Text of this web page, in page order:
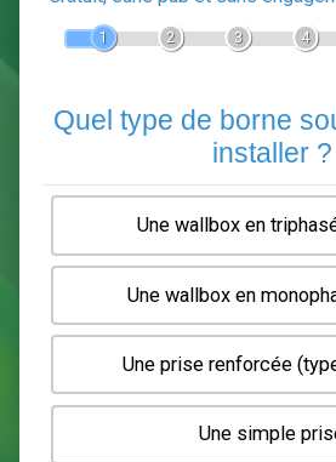
Devis Pose de
En 5 minutes, demandez
Gratuit, sans pub et sans
2 3
Quel type de
Une wallbox en